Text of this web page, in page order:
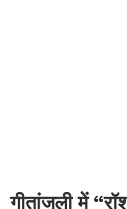
गीतांजली में